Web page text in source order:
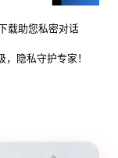
载助您私密对话
隐私守护专家！